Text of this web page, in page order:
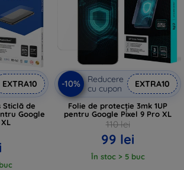
EXTRA10
Sticlă de
Google
-10%
Reducere
cu cupon
EXTRA10
Folie de protecție 3mk 1UP
pentru Google Pixel 9 Pro XL
110 lei
99 lei
În stoc > 5 buc